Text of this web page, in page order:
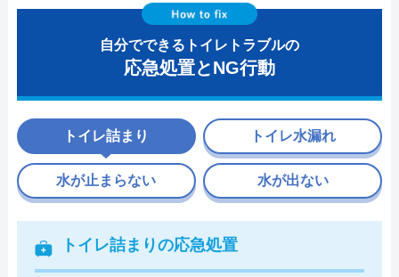
自分でできるトイレトラブルの
応急処置とNG行動
トイレ詰まり
トイレ詰まりの応急処置
トイレ水漏れ
水が止まらない 水が出ない